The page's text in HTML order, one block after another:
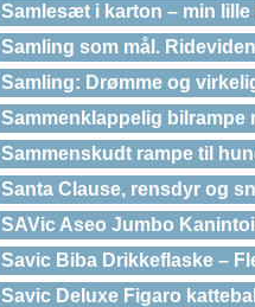
Samlesæt i karton – min lille
Samling som mål.
Samling: Drømme og
Sammenklappelig bilrampe
Sammenskudt rampe til
Santa Clause, rensdyr og
SAVic Aseo Jumbo
Savic Biba Drikkeflaske –
Savic Deluxe Figaro